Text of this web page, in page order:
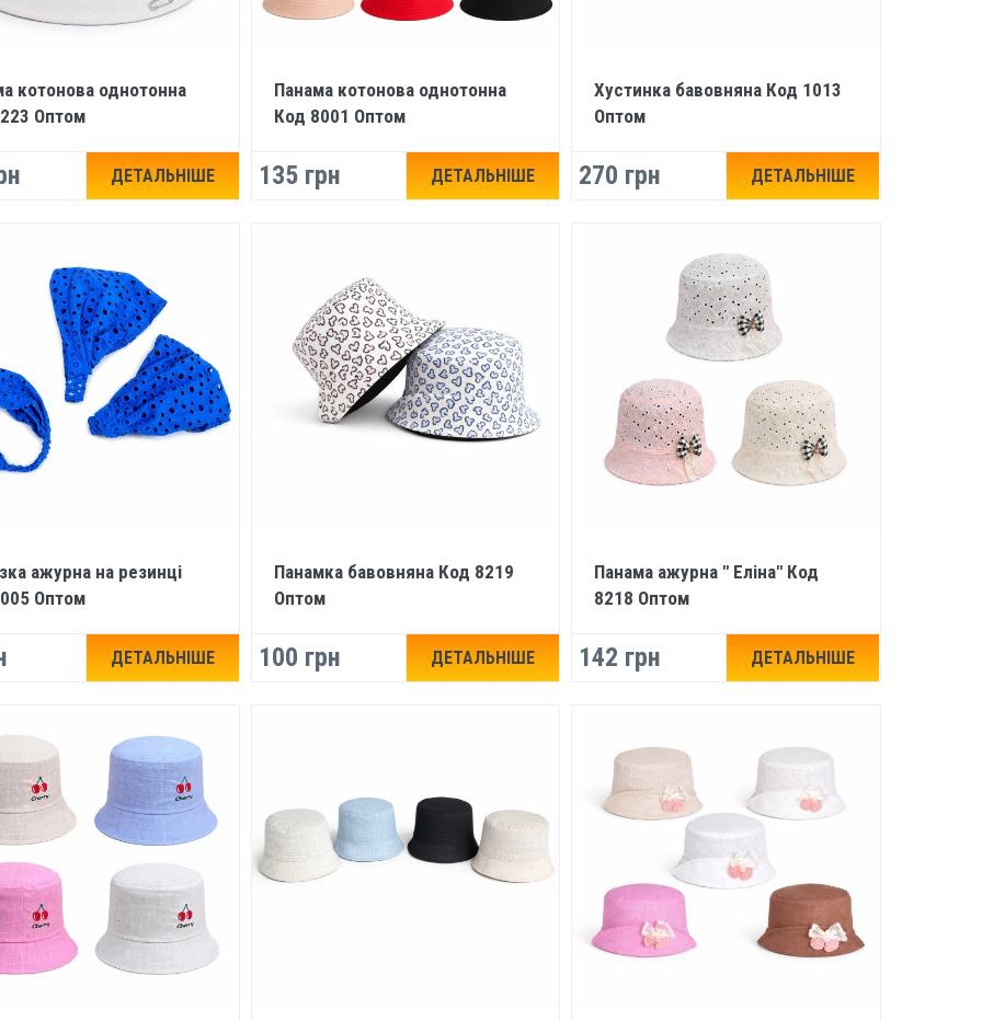
котонова однотонна
Оптом
ДЕТАЛЬНІШЕ
Панама котонова однотонна
Код 8001 Оптом
135 грн ДЕТАЛЬНІШЕ
Хустинка бавовняна Код 1013
Оптом
270 грн ДЕТАЛЬНІШЕ
ажурна на резинці
Оптом
ДЕТАЛЬНІШЕ
Панамка бавовняна Код 8219
Оптом
100 грн ДЕТАЛЬНІШЕ
Панама ажурна " Еліна" Код
8218 Оптом
142 грн ДЕТАЛЬНІШЕ